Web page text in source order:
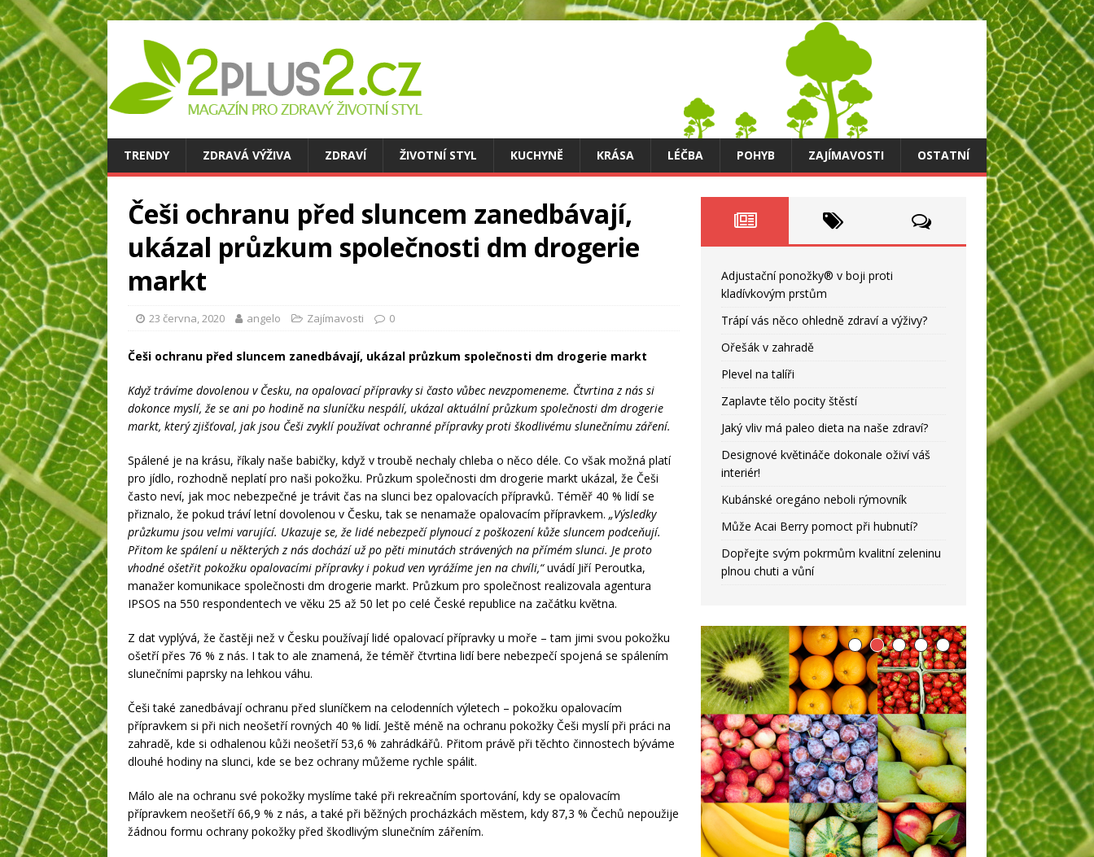
TRENDY ZDRAVÁ VÝŽIVA ZDRAVÍ ŽIVOTNÍ STYL KUCHYNĚ KRÁSA LÉČBA POHYB ZAJÍMAVOSTI OSTATNÍ
Češi ochranu před sluncem zanedbávají,
ukázal průzkum společnosti dm drogerie
markt
23 června, 2020 angelo Zajímavosti 0
Češi ochranu před sluncem zanedbávají, ukázal průzkum společnosti dm drogerie markt
Když trávíme dovolenou v Česku, na opalovací přípravky si často vůbec nevzpomeneme. Čtvrtina z nás si
dokonce myslí, že se ani po hodině na sluníčku nespálí, ukázal aktuální průzkum společnosti dm drogerie
markt, který zjišťoval, jak jsou Češi zvyklí používat ochranné přípravky proti škodlivému slunečnímu záření.
Spálené je na krásu, říkaly naše babičky, když v troubě nechaly chleba o něco déle. Co však možná platí
pro jídlo, rozhodně neplatí pro naši pokožku. Průzkum společnosti dm drogerie markt ukázal, že Češi
často neví, jak moc nebezpečné je trávit čas na slunci bez opalovacích přípravků. Téměř 40 % lidí se
přiznalo, že pokud tráví letní dovolenou v Česku, tak se nenamaže opalovacím přípravkem. „Výsledky
průzkumu jsou velmi varující. Ukazuje se, že lidé nebezpečí plynoucí z poškození kůže sluncem podceňují.
Přitom ke spálení u některých z nás dochází už po pěti minutách strávených na přímém slunci. Je proto
vhodné ošetřit pokožku opalovacími přípravky i pokud ven vyrážíme jen na chvíli,“uvádí Jiří Peroutka,
manažer komunikace společnosti dm drogerie markt. Průzkum pro společnost realizovala agentura
IPSOS na 550 respondentech ve věku 25 až 50 let po celé České republice na začátku května.
Z dat vyplývá, že častěji než v Česku používají lidé opalovací přípravky u moře – tam jimi svou pokožku
ošetří přes 76 % z nás. I tak to ale znamená, že téměř čtvrtina lidí bere nebezpečí spojená se spálením
slunečními paprsky na lehkou váhu.
Češi také zanedbávají ochranu před sluníčkem na celodenních výletech – pokožku opalovacím
přípravkem si při nich neošetří rovných 40 % lidí. Ještě méně na ochranu pokožky Češi myslí při práci na
zahradě, kde si odhalenou kůži neošetří 53,6 % zahrádkářů. Přitom právě při těchto činnostech býváme
dlouhé hodiny na slunci, kde se bez ochrany můžeme rychle spálit.
Málo ale na ochranu své pokožky myslíme také při rekreačním sportování, kdy se opalovacím
přípravkem neošetří 66,9 % z nás, a také při běžných procházkách městem, kdy 87,3 % Čechů nepoužije
žádnou formu ochrany pokožky před škodlivým slunečním zářením.
Adjustační ponožky® v boji proti
kladívkovým prstům
Trápí vás něco ohledně zdraví a výživy?
Ořešák v zahradě
Plevel na talíři
Zaplavte tělo pocity štěstí
Jaký vliv má paleo dieta na naše zdraví?
Designové květináče dokonale oživí váš
interiér!
Kubánské oregáno neboli rýmovník
Může Acai Berry pomoct při hubnutí?
Dopřejte svým pokrmům kvalitní zeleninu
plnou chuti a vůní